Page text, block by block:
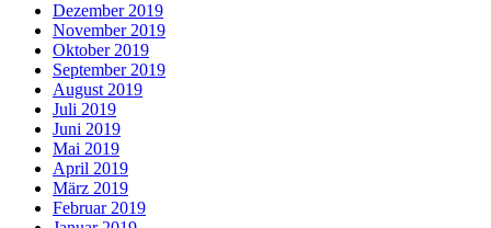
Dezember 2019
November 2019
Oktober 2019
September 2019
August 2019
Juli 2019
Juni 2019
Mai 2019
April 2019
März 2019
Februar 2019